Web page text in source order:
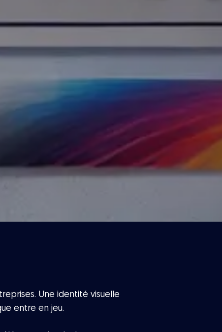
Une identité visuelle
entre en jeu.